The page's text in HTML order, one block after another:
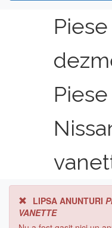
LIPSA ANUNTURI
VANETTE